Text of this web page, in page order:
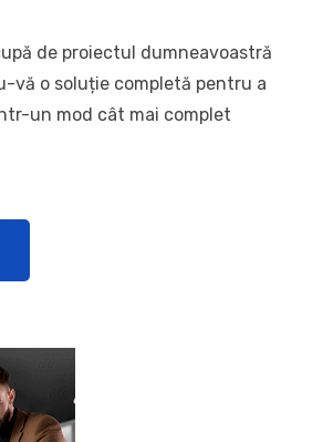
de proiectul dumneavoastră
vă o soluție completă pentru a
un mod cât mai complet